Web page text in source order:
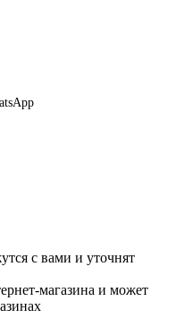
с вами и уточнят
магазина и может